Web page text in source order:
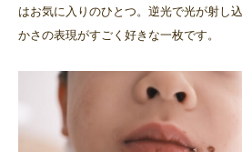
はお気に入りのひとつ。逆光で光が射し
かさの表現がすごく好きな一枚です。